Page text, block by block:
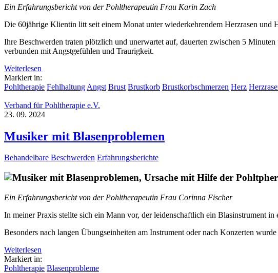
Ein Erfahrungsbericht von der Pohltherapeutin Frau Karin Zach
Die 60jährige Klientin litt seit einem Monat unter wiederkehrendem Herzrasen und
Ihre Beschwerden traten plötzlich und unerwartet auf, dauerten zwischen 5
verbunden mit Angstgefühlen und Traurigkeit.
Weiterlesen
Markiert in:
Pohltherapie Fehlhaltung Angst Brust Brustkorb Brustkorbschmerzen Herz
Verband für Pohltherapie e.V.
23. 09. 2024
Musiker mit Blasenproblemen
Behandelbare Beschwerden Erfahrungsberichte
Ein Erfahrungsbericht von der Pohltherapeutin Frau Corinna Fischer
In meiner Praxis stellte sich ein Mann vor, der leidenschaftlich ein Blasinstrument
Besonders nach langen Übungseinheiten am Instrument oder nach Konzerten
Weiterlesen
Markiert in:
Pohltherapie Blasenprobleme